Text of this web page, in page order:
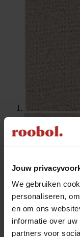
Jouw
We gebruiken
personaliseren,
en om ons
informatie over
partners voor